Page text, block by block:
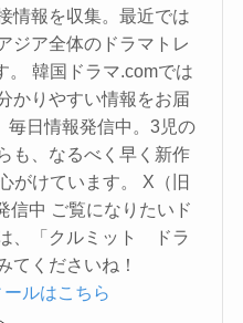
情報を収集。最近では
ジア全体のドラマトレ
。 韓国ドラマ.comでは
かりやすい情報をお届
毎日情報発信中。3児の
も、なるべく早く新作
がけています。 X（旧
信中 ご覧になりたいド
、「クルミット ドラ
てくださいね！
ルはこちら